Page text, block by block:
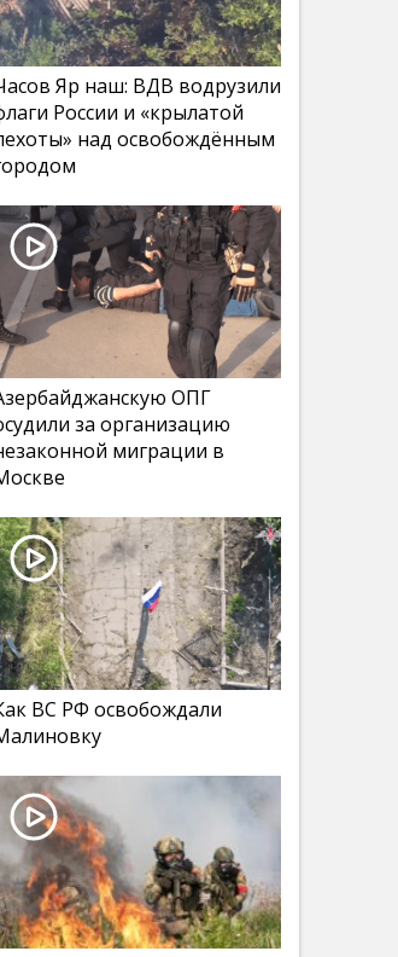
Яр наш: ВДВ водрузили
России и «крылатой
над освобождённым
ОПГ
за организацию
миграции в
ВС РФ освобождали